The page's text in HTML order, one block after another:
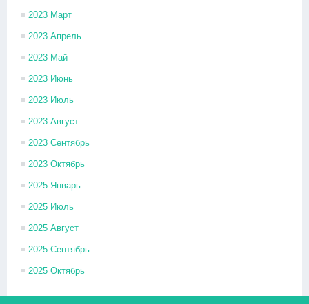
2023 Март
2023 Апрель
2023 Май
2023 Июнь
2023 Июль
2023 Август
2023 Сентябрь
2023 Октябрь
2025 Январь
2025 Июль
2025 Август
2025 Сентябрь
2025 Октябрь